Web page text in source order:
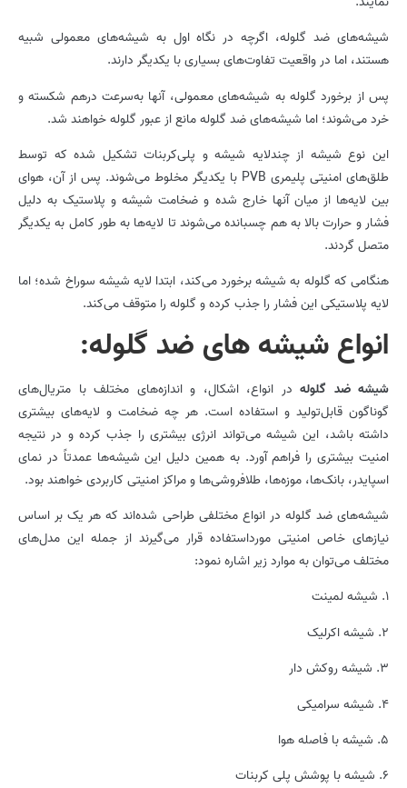
شیشه‌های ضد گلوله، اگرچه در نگاه اول به شیشه‌های معمولی شبیه
هستند، اما در واقعیت تفاوت‌های بسیاری با یکدیگر دارند.
پس از برخورد گلوله به شیشه‌های معمولی، آنها به‌سرعت درهم شکسته و
خرد می‌شوند؛ اما شیشه‌های ضد گلوله مانع از عبور گلوله خواهند شد.
این نوع شیشه از چندلایه شیشه و پلی‌کربنات تشکیل شده که توسط
طلق‌های امنیتی پلیمری PVB با یکدیگر مخلوط می‌شوند. پس از آن، هوای
بین لایه‌ها از میان آنها خارج شده و ضخامت شیشه و پلاستیک به دلیل
فشار و حرارت بالا به هم چسبانده می‌شوند تا لایه‌ها به طور کامل به یکدیگر
متصل گردند.
هنگامی که گلوله به شیشه برخورد می‌کند، ابتدا لایه شیشه سوراخ شده؛ اما
لایه پلاستیکی این فشار را جذب کرده و گلوله را متوقف می‌کند.
انواع شیشه های ضد گلوله:
شیشه ضد گلوله در انواع، اشکال، و اندازه‌های مختلف با متریال‌های
گوناگون قابل‌تولید و استفاده است. هر چه ضخامت و لایه‌های بیشتری
داشته باشد، این شیشه می‌تواند انرژی بیشتری را جذب کرده و در نتیجه
امنیت بیشتری را فراهم آورد. به همین دلیل این شیشه‌ها عمدتاً در نمای
اسپایدر، بانک‌ها، موزه‌ها، طلافروشی‌ها و مراکز امنیتی کاربردی خواهند بود.
شیشه‌های ضد گلوله در انواع مختلفی طراحی شده‌اند که هر یک بر اساس
نیازهای خاص امنیتی مورداستفاده قرار می‌گیرند از جمله این مدل‌های
مختلف می‌توان به موارد زیر اشاره نمود:
1. شیشه لمینت
2. شیشه اکرلیک
3. شیشه روکش دار
4. شیشه سرامیکی
5. شیشه با فاصله هوا
6. شیشه با پوشش پلی کربنات